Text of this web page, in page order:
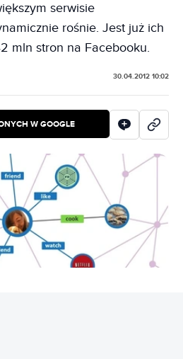
serwisie
rośnie. Jest już ich
mln stron na Facebooku.
30.04.2012 10:02
W GOOGLE